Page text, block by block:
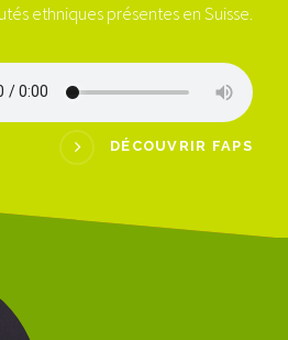
ethniques présentes en Suisse.
DÉCOUVRIR FAPS